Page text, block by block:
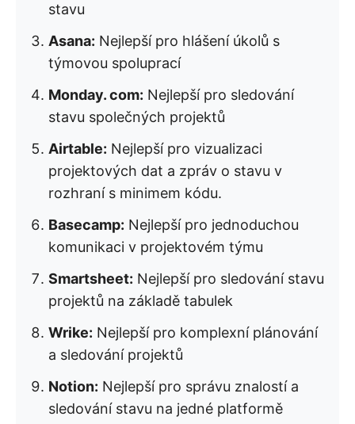
stavu
Asana: Nejlepší pro hlášení úkolů s
týmovou spoluprací
Monday. com: Nejlepší pro sledování
stavu společných projektů
Airtable: Nejlepší pro vizualizaci
projektových dat a zpráv o stavu v
rozhraní s minimem kódu.
Basecamp: Nejlepší pro jednoduchou
komunikaci v projektovém týmu
Smartsheet: Nejlepší pro sledování stavu
projektů na základě tabulek
Wrike: Nejlepší pro komplexní plánování
a sledování projektů
Notion: Nejlepší pro správu znalostí a
sledování stavu na jedné platformě